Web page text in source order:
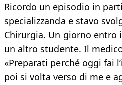
Ricordo un episodio in
specializzanda e stavo
Chirurgia. Un giorno entro
un altro studente. Il
«Preparati perché oggi fai
poi si volta verso di me e